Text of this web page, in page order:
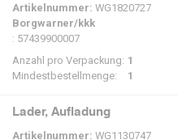
Artikelnummer: WG1820727
Borgwarner/kkk
: 57439900007
Anzahl pro Verpackung: 1
Mindestbestellmenge:
1
Lader, Aufladung
Artikelnummer: WG1130747